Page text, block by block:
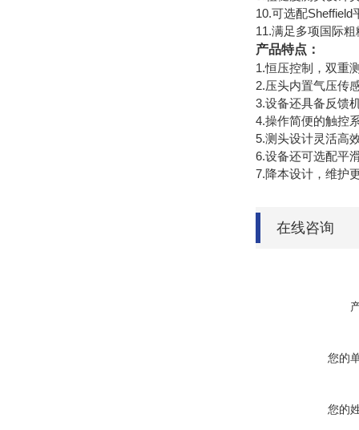
10.可选配
11.满足多项国际
产品特点：
1.恒压控制，双重
2.压头内置气压传
3.设备还具备反馈
4.操作简便的触控
5.测头设计灵活高
6.设备还可选配平
7.降本设计，维护
在线咨询
您的
您的